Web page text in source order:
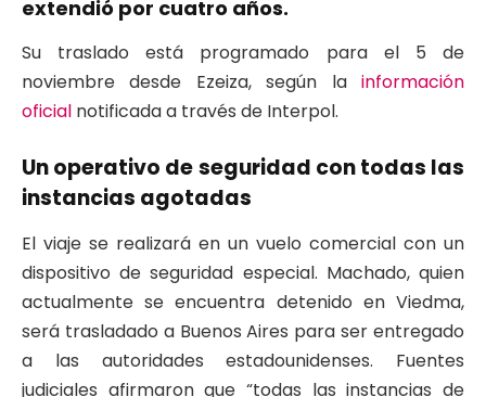
extendió por cuatro años.
Su traslado está programado para el 5 de
noviembre desde Ezeiza, según la información
oficial notificada a través de Interpol.
Un operativo de seguridad con todas las
instancias agotadas
El viaje se realizará en un vuelo comercial con un
dispositivo de seguridad especial. Machado, quien
actualmente se encuentra detenido en Viedma,
será trasladado a Buenos Aires para ser entregado
a las autoridades estadounidenses. Fuentes
judiciales afirmaron que “todas las instancias de